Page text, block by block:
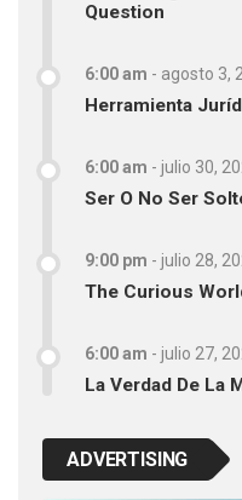
Question
6:00 am - agosto 3,
Herramienta
6:00 am - julio 30,
Ser O No Ser
9:00 pm - julio 28,
The Curious
6:00 am - julio 27,
La Verdad De La
ADVERTISING